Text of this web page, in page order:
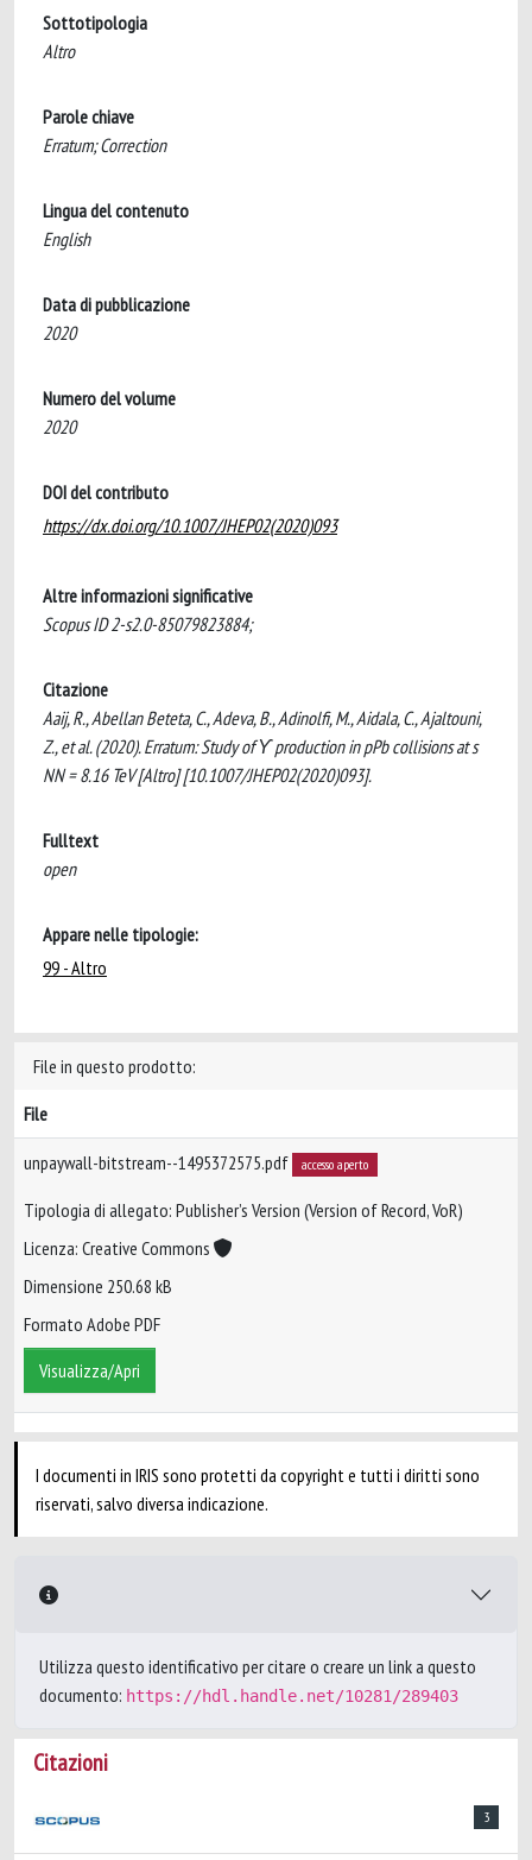
Sottotipologia
Altro
Parole chiave
Erratum; Correction
Lingua del contenuto
English
Data di pubblicazione
2020
Numero del volume
2020
DOI del contributo
https://dx.doi.org/10.1007/JHEP02(2020)093
Altre informazioni significative
Scopus ID 2-s2.0-85079823884;
Citazione
Aaij, R., Abellan Beteta, C., Adeva, B., Adinolfi, M., Aidala, C., Ajaltouni,
Z., et al. (2020). Erratum: Study of ϒ production in pPb collisions at s
NN = 8.16 TeV [Altro] [10.1007/JHEP02(2020)093].
Fulltext
open
Appare nelle tipologie:
99 - Altro
File in questo prodotto:
File
unpaywall-bitstream--1495372575.pdf accesso aperto
Tipologia di allegato: Publisher’s Version (Version of Record, VoR)
Licenza: Creative Commons
Dimensione 250.68 kB
Formato Adobe PDF
Visualizza/Apri
I documenti in IRIS sono protetti da copyright e tutti i diritti sono
riservati, salvo diversa indicazione.
Utilizza questo identificativo per citare o creare un link a questo
documento: https://hdl.handle.net/10281/289403
Citazioni
3